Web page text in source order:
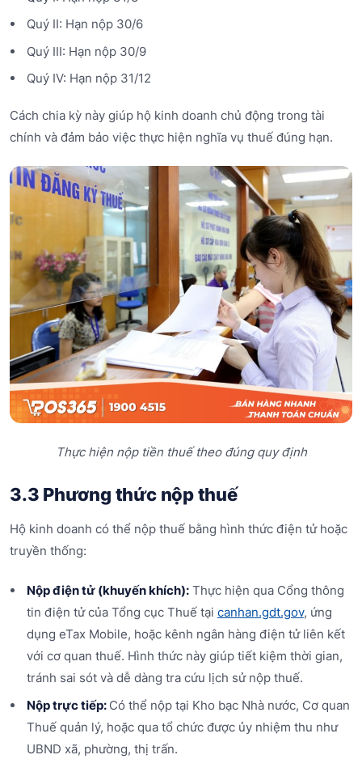
Quý II: Hạn nộp 30/6
Quý III: Hạn nộp 30/9
Quý IV: Hạn nộp 31/12
Cách chia kỳ này giúp hộ kinh doanh chủ động trong tài
chính và đảm bảo việc thực hiện nghĩa vụ thuế đúng hạn.
Thực hiện nộp tiền thuế theo đúng quy định
3.3 Phương thức nộp thuế
Hộ kinh doanh có thể nộp thuế bằng hình thức điện tử hoặc
truyền thống:
Nộp điện tử (khuyến khích):Thực hiện qua Cổng thông
tin điện tử của Tổng cục Thuế tại canhan.gdt.gov, ứng
dụng eTax Mobile, hoặc kênh ngân hàng điện tử liên kết
với cơ quan thuế. Hình thức này giúp tiết kiệm thời gian,
tránh sai sót và dễ dàng tra cứu lịch sử nộp thuế.
Nộp trực tiếp: Có thể nộp tại Kho bạc Nhà nước, Cơ quan
Thuế quản lý, hoặc qua tổ chức được ủy nhiệm thu như
UBND xã, phường, thị trấn.